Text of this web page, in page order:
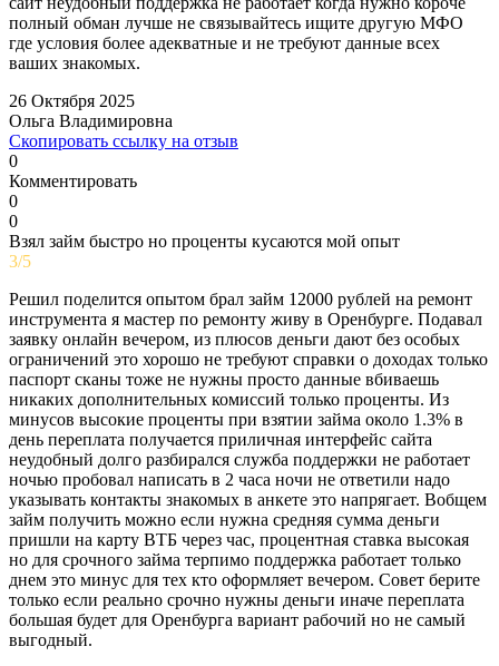
полный обман лучше не связывайтесь ищите другую МФО
где условия более адекватные и не требуют данные всех
ваших знакомых.
26 Октября 2025
Ольга Владимировна
Скопировать ссылку на отзыв
0
Комментировать
0
0
Взял займ быстро но проценты кусаются мой опыт
3/5
Решил поделится опытом брал займ 12000 рублей на ремонт
инструмента я мастер по ремонту живу в Оренбурге. Подавал
заявку онлайн вечером, из плюсов деньги дают без особых
ограничений это хорошо не требуют справки о доходах только
паспорт сканы тоже не нужны просто данные вбиваешь
никаких дополнительных комиссий только проценты. Из
минусов высокие проценты при взятии займа около 1.3% в
день переплата получается приличная интерфейс сайта
неудобный долго разбирался служба поддержки не работает
ночью пробовал написать в 2 часа ночи не ответили надо
указывать контакты знакомых в анкете это напрягает. Вобщем
займ получить можно если нужна средняя сумма деньги
пришли на карту ВТБ через час, процентная ставка высокая
но для срочного займа терпимо поддержка работает только
днем это минус для тех кто оформляет вечером. Совет берите
только если реально срочно нужны деньги иначе переплата
большая будет для Оренбурга вариант рабочий но не самый
выгодный.